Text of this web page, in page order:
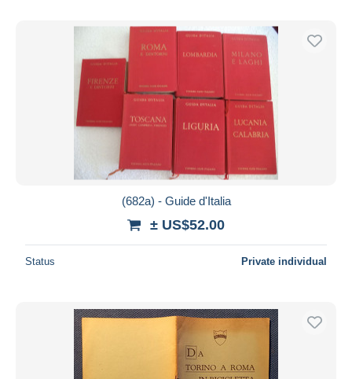
(682a) - Guide d'Italia
± US$52.00
Status Private individual